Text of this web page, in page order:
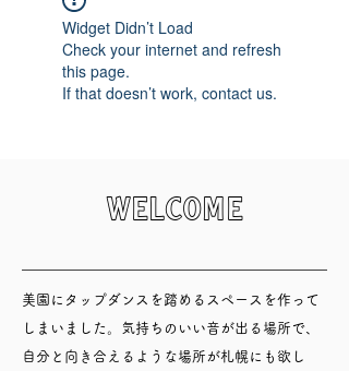
Widget Didn’t Load
Check your internet and refresh
this page.
If that doesn’t work, contact us.
WELCOME
美園にタップダンスを踏めるスペースを作って
しまいました。気持ちのいい音が出る場所で、
自分と向き合えるような場所が札幌にも欲し